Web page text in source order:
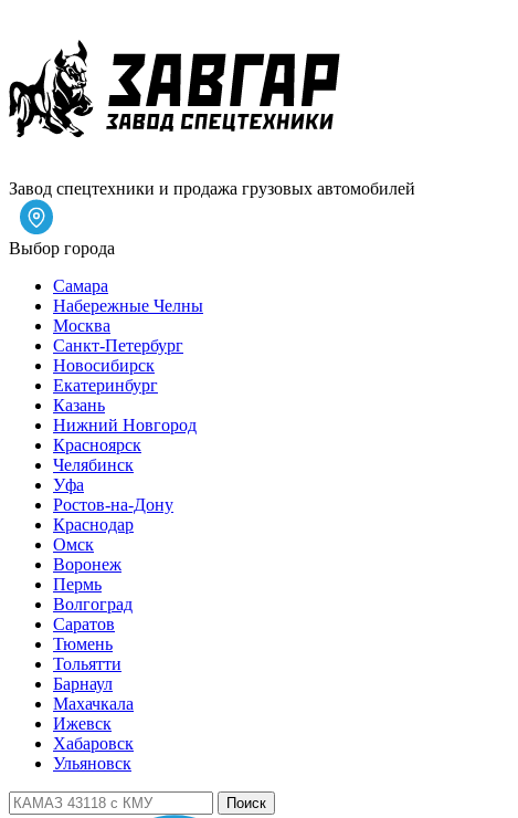
Завод спецтехники и продажа грузовых автомобилей
Выбор города
Самара
Набережные Челны
Москва
Санкт-Петербург
Новосибирск
Екатеринбург
Казань
Нижний Новгород
Красноярск
Челябинск
Уфа
Ростов-на-Дону
Краснодар
Омск
Воронеж
Пермь
Волгоград
Саратов
Тюмень
Тольятти
Барнаул
Махачкала
Ижевск
Хабаровск
Ульяновск
Поиск